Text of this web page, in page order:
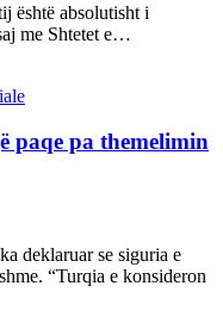
është absolutisht i
me Shtetet e…
paqe pa themelimin
deklaruar se siguria e
“Turqia e konsideron